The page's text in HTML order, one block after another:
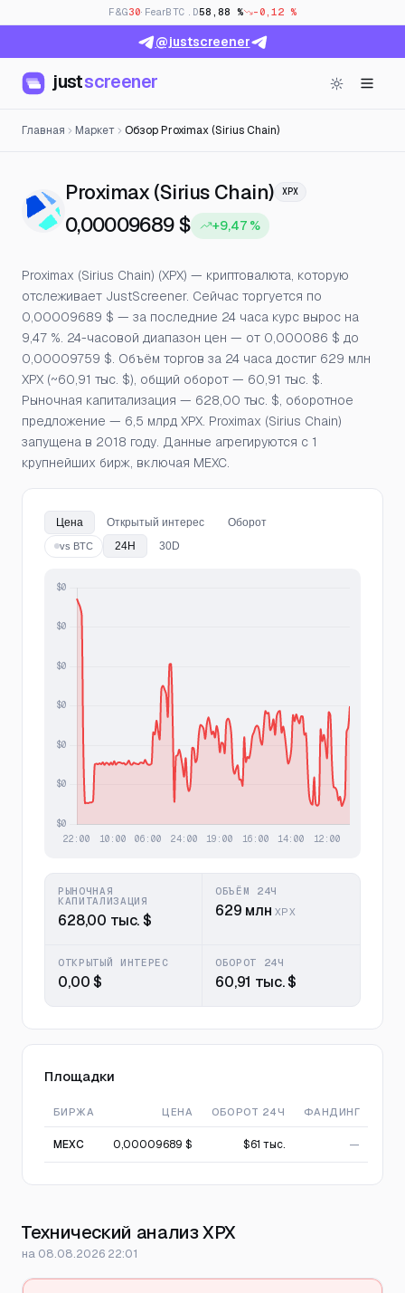
F&G30· FearBTC.D58,88 % -0,12 %
@justscreener
justscreener
Главная Маркет Обзор Proximax (Sirius Chain)
Proximax (Sirius Chain)— Цена,
XPX
0,00009689 $ +9,47 %
Proximax (Sirius Chain) (XPX) — криптовалюта, которую
отслеживает JustScreener. Сейчас торгуется по
0,00009689 $ — за последние 24 часа курс вырос на
9,47 %. 24-часовой диапазон цен — от 0,000086 $ до
0,00009759 $. Объём торгов за 24 часа достиг 629 млн
XPX (~60,91 тыс. $), общий оборот — 60,91 тыс. $.
Рыночная капитализация — 628,00 тыс. $, оборотное
предложение — 6,5 млрд XPX. Proximax (Sirius Chain)
запущена в 2018 году. Данные агрегируются с 1
крупнейших бирж, включая MEXC.
Цена Открытый интерес Оборот
vs BTC 24H 30D
РЫНОЧНАЯ
КАПИТАЛИЗАЦИЯ
628,00 тыс. $
ОБЪЁМ 24Ч
629 млн XPX
ОТКРЫТЫЙ ИНТЕРЕС
0,00 $
ОБОРОТ 24Ч
60,91 тыс. $
Площадки
БИРЖА ЦЕНА ОБОРОТ 24Ч ФАНДИНГ
MEXC 0,00009689 $ $61 тыс. —
Технический анализ XPX
на 08.08.2026 22:01